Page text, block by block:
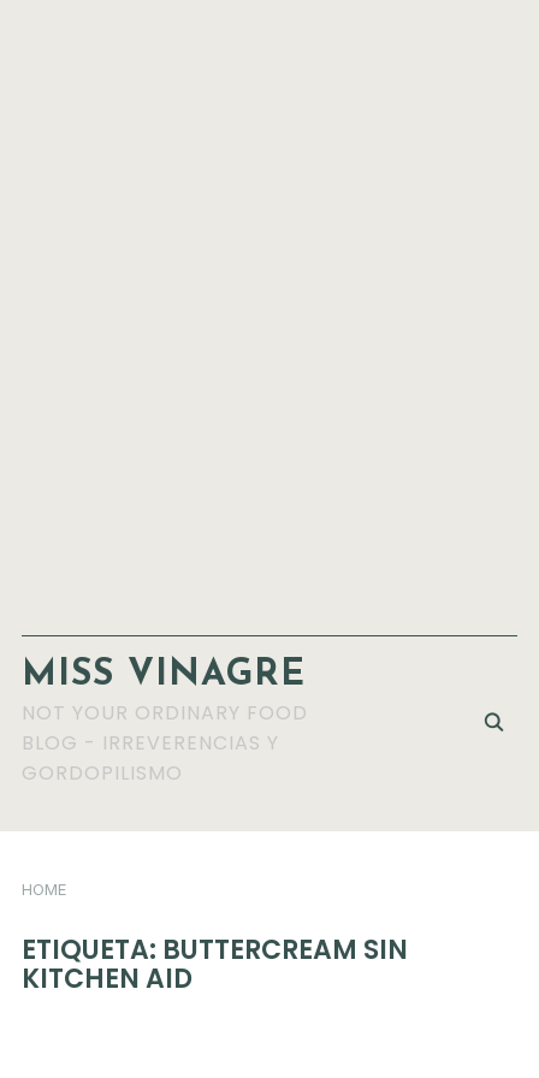
MISS VINAGRE
NOT YOUR ORDINARY FOOD
BLOG - IRREVERENCIAS Y
GORDOPILISMO
HOME
ETIQUETA: BUTTERCREAM SIN
KITCHEN AID